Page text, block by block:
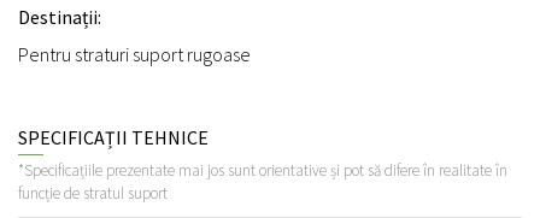
Destinații:
Pentru straturi suport rugoase
SPECIFICAȚII TEHNICE
*Specificațiile prezentate mai jos sunt orientative și pot să difere în realitate în
funcție de stratul suport